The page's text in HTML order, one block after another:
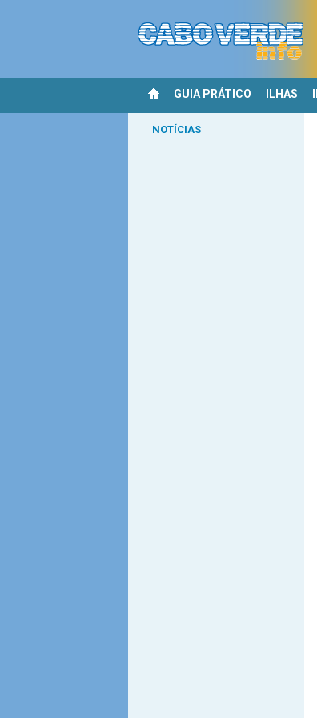
GUIA PRÁTICO ILHAS
NOTÍCIAS